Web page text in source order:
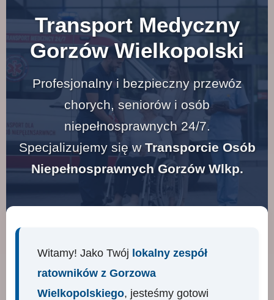
Transport Medyczny
Gorzów Wielkopolski
Profesjonalny i bezpieczny przewóz
chorych, seniorów i osób
niepełnosprawnych 24/7.
Specjalizujemy się w Transporcie Osób
Niepełnosprawnych Gorzów Wlkp.
Witamy! Jako Twój lokalny zespół
ratowników z Gorzowa
Wielkopolskiego, jesteśmy gotowi